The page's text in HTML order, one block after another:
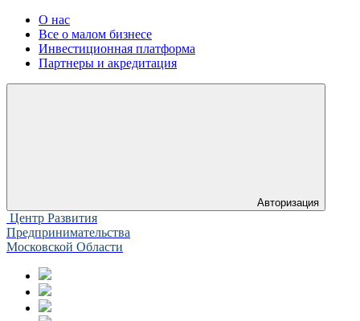
О нас
Все о малом бизнесе
Инвестиционная платформа
Партнеры и акредитация
Авторизация
Центр Развития
Предпринимательства
Московской Области